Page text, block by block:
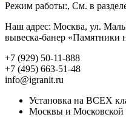
Режим работы:, См. в
Наш адрес: Москва, ул.
вывеска-банер
+7 (929) 50-11-888
+7 (495) 663-51-48
info@igranit.ru
Установка на ВСЕХ
Москвы и Московской